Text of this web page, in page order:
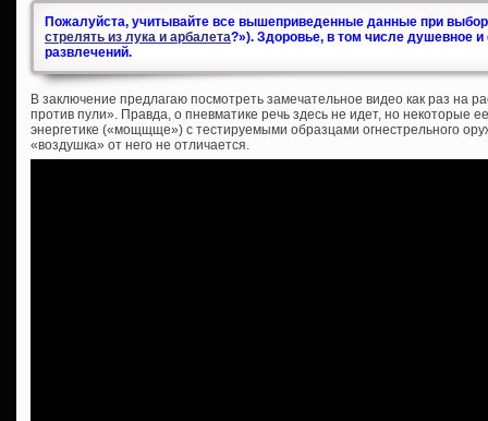
Пожалуйста, учитывайте все вышеприведенные данные при
стрелять из лука и арбалета?»). Здоровье, в том числе душевное
развлечений.
В заключение предлагаю посмотреть замечательное видео как раз на
против пули». Правда, о пневматике речь здесь не идет, но некоторые
энергетике («мощщще») с тестируемыми образцами огнестрельного
«воздушка» от него не отличается.